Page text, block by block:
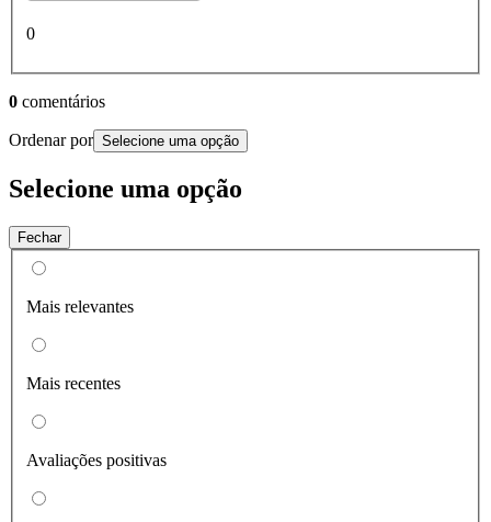
0
0 comentários
Ordenar por Selecione uma opção
Selecione uma opção
Fechar
Mais relevantes
Mais recentes
Avaliações positivas